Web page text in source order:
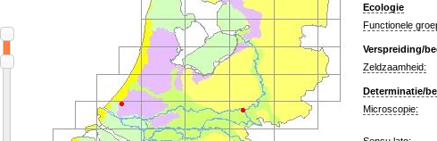
Ecologie
Functionele
Verspreiding/
Zeldzaamheid:
Determinatie/
Microscopie: